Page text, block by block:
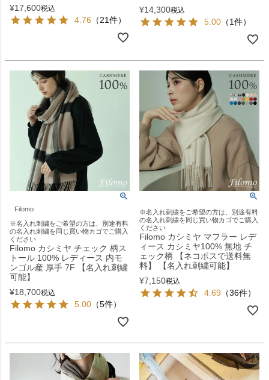
¥17,600税込
4.76 （21件）
¥14,300税込
5.00 （1件）
Filomo
※名入れ刺繍をご希望の方は、別途有料
の名入れ刺繍を同じ買い物カゴでご購入
ください
Filomo カシミヤ チェック 柄ス
トール 100% レディース 内モ
ンゴル産 厚手 7F 【名入れ刺繍
可能】
¥18,700税込
5.00 （5件）
※名入れ刺繍をご希望の方は、別途有料
の名入れ刺繍を同じ買い物カゴでご購入
ください
Filomo カシミヤ マフラー レデ
ィース カシミヤ100% 無地 チ
ェック柄 【ネコポスで送料無
料】 【名入れ刺繍可能】
¥7,150税込
4.69 （36件）